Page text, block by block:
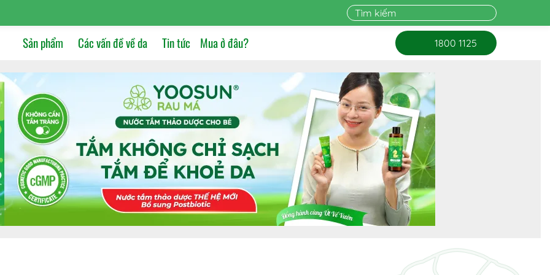
Sản phẩm Các vấn đề về da Tin tức Mua ở đâu? 1800 1125